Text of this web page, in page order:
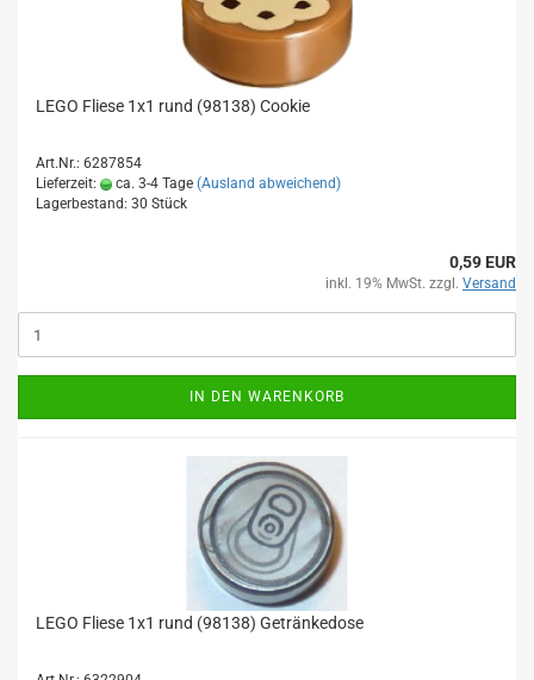
LEGO Fliese 1x1 rund (98138) Cookie
Art.Nr.: 6287854
Lieferzeit:
ca. 3-4 Tage (Ausland abweichend)
Lagerbestand: 30 Stück
0,59 EUR
inkl. 19% MwSt. zzgl. Versand
IN DEN WARENKORB
LEGO Fliese 1x1 rund (98138) Getränkedose